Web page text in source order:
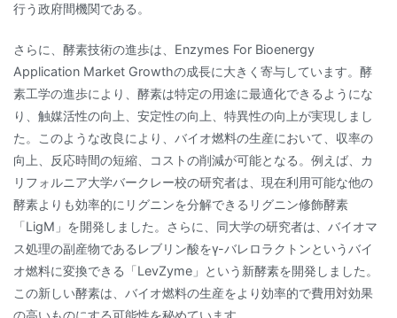
行う政府間機関である。
さらに、酵素技術の進歩は、Enzymes For Bioenergy
Application Market Growthの成長に大きく寄与しています。酵
素工学の進歩により、酵素は特定の用途に最適化できるようにな
り、触媒活性の向上、安定性の向上、特異性の向上が実現しまし
た。このような改良により、バイオ燃料の生産において、収率の
向上、反応時間の短縮、コストの削減が可能となる。例えば、カ
リフォルニア大学バークレー校の研究者は、現在利用可能な他の
酵素よりも効率的にリグニンを分解できるリグニン修飾酵素
「LigM」を開発しました。さらに、同大学の研究者は、バイオマ
ス処理の副産物であるレブリン酸をγ-バレロラクトンというバイ
オ燃料に変換できる「LevZyme」という新酵素を開発しました。
この新しい酵素は、バイオ燃料の生産をより効率的で費用対効果
の高いものにする可能性を秘めています。